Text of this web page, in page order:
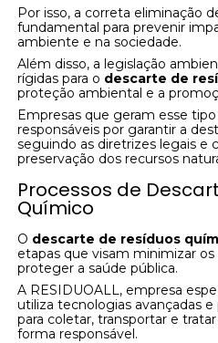
Por isso, a correta eliminação
fundamental para prevenir
ambiente e na sociedade.
Além disso, a legislação
rígidas para o descarte de
proteção ambiental e a
Empresas que geram esse
responsáveis por garantir a
seguindo as diretrizes legais e
preservação dos recursos
Processos de
Químico
O descarte de resíduos
etapas que visam minimizar
proteger a saúde pública.
A RESIDUOALL, empresa
utiliza tecnologias avançadas
para coletar, transportar e
forma responsável.